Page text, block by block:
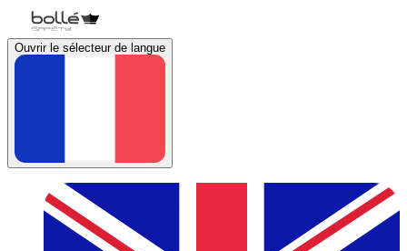
Ouvrir le sélecteur de langue